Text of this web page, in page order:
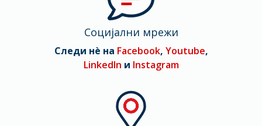
Социјални мрежи
Следи нè на Facebook, Youtube,
LinkedIn и Instagram